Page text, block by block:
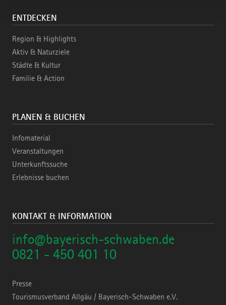
ENTDECKEN
Region & Highlights
Aktiv & Naturziele
Städte & Kultur
Familie & Action
PLANEN & BUCHEN
Infomaterial
Veranstaltungen
Unterkunftssuche
Erlebnisse buchen
KONTAKT & INFORMATION
info@bayerisch-schwaben.de
0821 - 450 401 10
Presse
Tourismusverband Allgäu / Bayerisch-Schwaben e.V.